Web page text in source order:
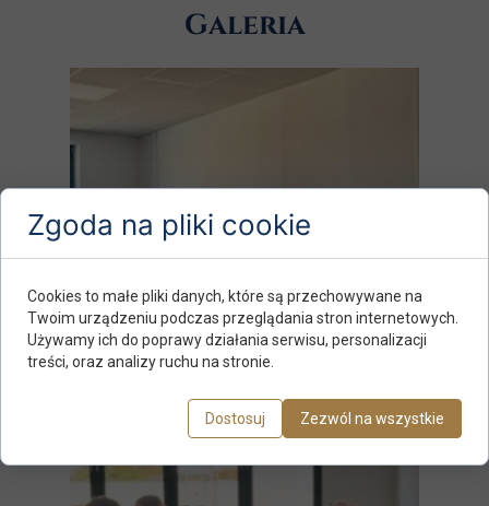
Galeria
Zgoda na pliki cookie
Cookies to małe pliki danych, które są przechowywane na
Twoim urządzeniu podczas przeglądania stron internetowych.
Używamy ich do poprawy działania serwisu, personalizacji
treści, oraz analizy ruchu na stronie.
Dostosuj Zezwól na wszystkie